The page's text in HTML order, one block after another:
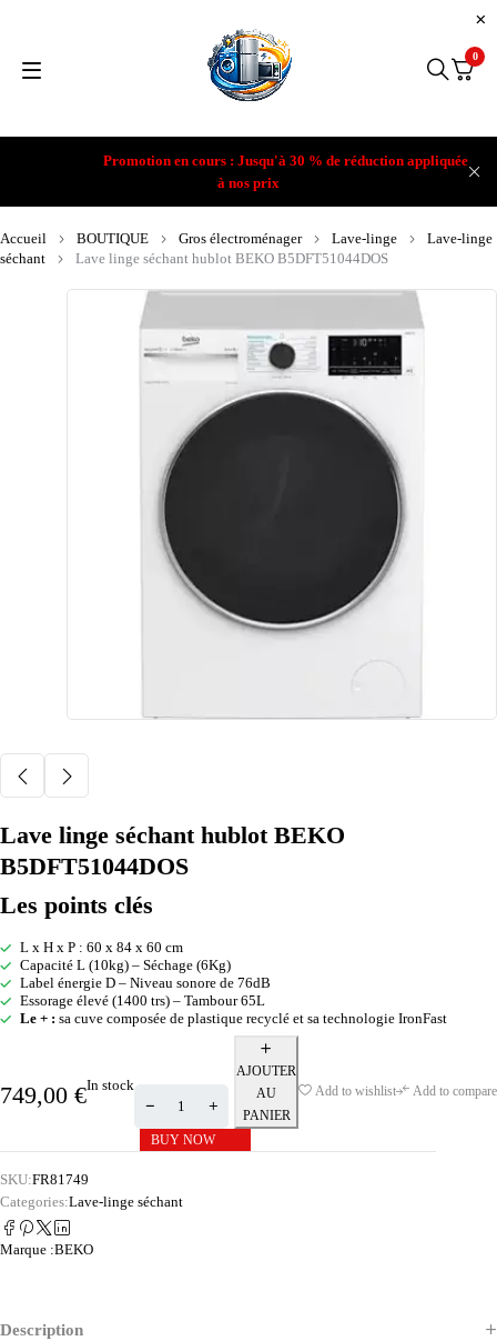
Promotion en cours : Jusqu'à 30 % de réduction appliquée
à nos prix
0
Accueil BOUTIQUE Gros électroménager Lave-linge
Lave-linge
séchant
Lave linge séchant hublot BEKO B5DFT51044DOS
Lave linge séchant hublot BEKO
B5DFT51044DOS
Les points clés
L x H x P : 60 x 84 x 60 cm
Capacité L (10kg) – Séchage (6Kg)
Label énergie D – Niveau sonore de 76dB
Essorage élevé (1400 trs) – Tambour 65L
Le + : sa cuve composée de plastique recyclé et sa technologie IronFast
749,00 €In stock
AJOUTER
AU
PANIER
BUY NOW
Add to wishlist Add to compare
SKU:FR81749
Categories:Lave-linge séchant
Marque :BEKO
Description